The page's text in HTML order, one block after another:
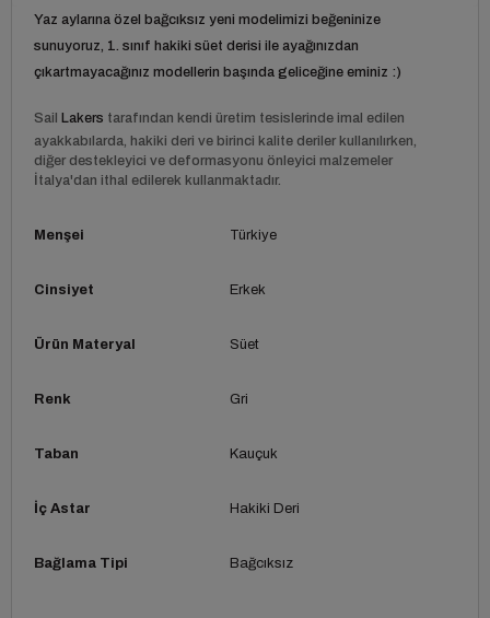
Yaz aylarına özel bağcıksız yeni modelimizi beğeninize
sunuyoruz, 1. sınıf hakiki süet derisi ile ayağınızdan
çıkartmayacağınız modellerin başında geliceğine eminiz :)
Sail Lakers tarafından kendi üretim tesislerinde imal edilen
ayakkabılarda, hakiki deri ve birinci kalite deriler kullanılırken,
diğer destekleyici ve deformasyonu önleyici malzemeler
İtalya'dan ithal edilerek kullanmaktadır.
Menşei Türkiye
Cinsiyet Erkek
Ürün Materyal Süet
Renk Gri
Taban Kauçuk
İç Astar Hakiki Deri
Bağlama Tipi Bağcıksız